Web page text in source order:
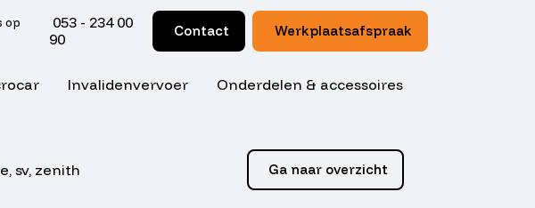
op
053 - 234 00
90
Contact Werkplaatsafspraak
Invalidenvervoer Onderdelen & accessoires
sv, zenith Ga naar overzicht